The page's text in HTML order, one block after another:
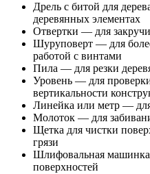
Дрель с битой для
деревянных элементах
Отвертки — для
Шуруповерт — для
работой с винтами
Пила — для резки
Уровень — для
вертикальности
Линейка или метр —
Молоток — для
Щетка для чистки
грязи
Шлифовальная
поверхностей